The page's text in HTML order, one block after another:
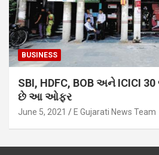
BUSINESS
SBI, HDFC, BOB અને ICICI
છે આ ઓફર
June 5, 2021 E Gujarati News Team